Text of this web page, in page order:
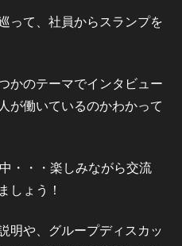
って、社員からスランプを
かのテーマでインタビュー
が働いているのかわかって
・・・楽しみながら交流
しょう！
明や、グループディスカッ